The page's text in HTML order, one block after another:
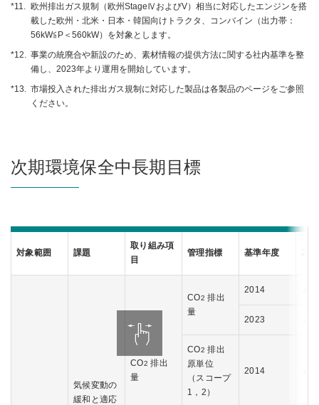
*11.
欧州排出ガス規制（欧州StageⅣおよびV）相当に対応したエンジンを搭
載した欧州・北米・日本・韓国向けトラクタ、コンバイン（出力帯：
56kW≦P＜560kW）を対象とします。
*12.
事業の統廃合や新設のため、素材情報の提供方法に関する社内基準を整
備し、2023年より運用を開始しています。
*13.
市場投入された排出ガス規制に対応した製品は各製品のページをご参照
ください。
次期環境保全中長期目標
対象範囲 課題
取り組み項
目
管理指標 基準年度
気候変動の
緩和と適応
CO2 排出
量
CO2 排出
量
2014
2023
CO2 排出
原単位
（スコープ
1，2）
2014